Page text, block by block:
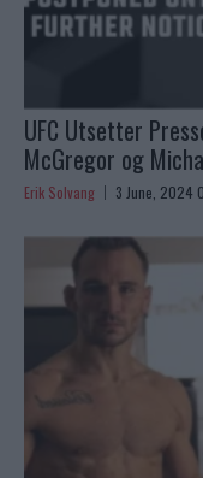
UFC Utsetter
McGregor og
Erik Solvang 3 June, 2024